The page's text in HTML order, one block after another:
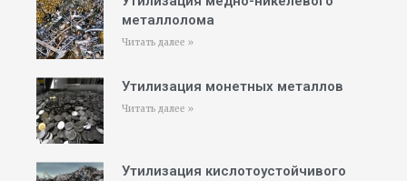
металлолома
Читать далее »
Утилизация монетных металлов
Читать далее »
Утилизация кислотоустойчивого